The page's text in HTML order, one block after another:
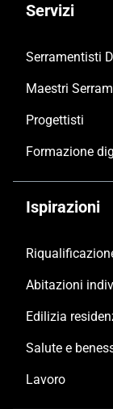
Servizi
Serramentisti
Maestri
Progettisti
Formazione
Ispirazioni
Abitazioni
Edilizia
Salute e
Lavoro